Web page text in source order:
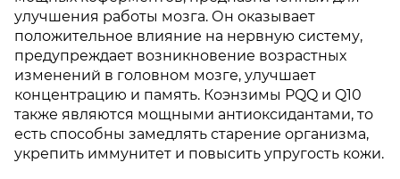
улучшения работы мозга. Он оказывает
положительное влияние на нервную систему,
предупреждает возникновение возрастных
изменений в головном мозге, улучшает
концентрацию и память. Коэнзимы PQQ и Q10
также являются мощными антиоксидантами, то
есть способны замедлять старение организма,
укрепить иммунитет и повысить упругость кожи.